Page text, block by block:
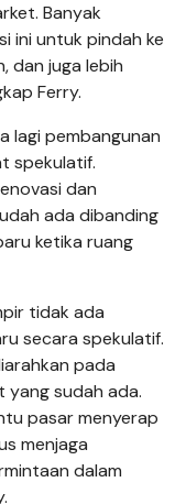
Banyak
ini untuk pindah ke
dan juga lebih
Ferry.
lagi pembangunan
spekulatif.
dan
ada dibanding
ketika ruang
tidak ada
secara spekulatif.
pada
yang sudah ada.
pasar menyerap
menjaga
dalam